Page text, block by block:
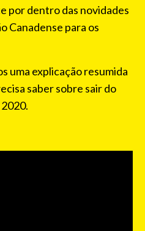
por dentro das novidades
Canadense para os
uma explicação resumida
saber sobre sair do